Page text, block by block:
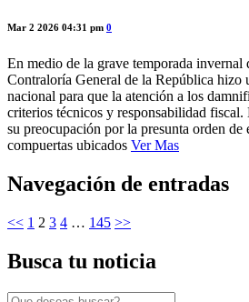
Mar 2 2026 04:31 pm 0
En medio de la grave temporada invernal
Contraloría General de la República hizo
nacional para que la atención a los
criterios técnicos y responsabilidad
su preocupación por la presunta orden
compuertas ubicados Ver Mas
Navegación de entradas
<< 1 2 3 4 … 145 >>
Busca tu noticia